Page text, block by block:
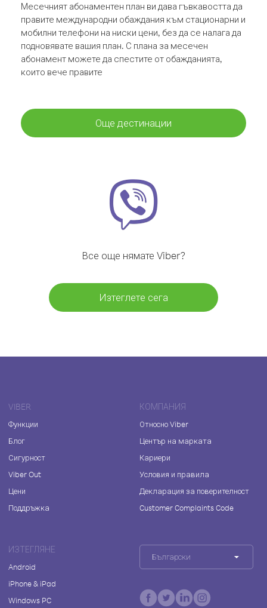
Месечният абонаментен план ви дава гъвкавостта да
правите международни обаждания към стационарни и
мобилни телефони на ниски цени, без да се налага да
подновявате вашия план. С плана за месечен
абонамент можете да спестите от обажданията,
които вече правите
Още дестинации
Все още нямате Viber?
Изтеглете сега
VIBER
Функции
Блог
Сигурност
Viber Out
Цени
Поддръжка
КОМПАНИЯ
Относно Viber
Център на марката
Кариери
Условия и правила
Декларация за поверителност
Customer Complaints Code
ИЗТЕГЛЯНЕ
Android
iPhone & iPad
Windows PC
Български